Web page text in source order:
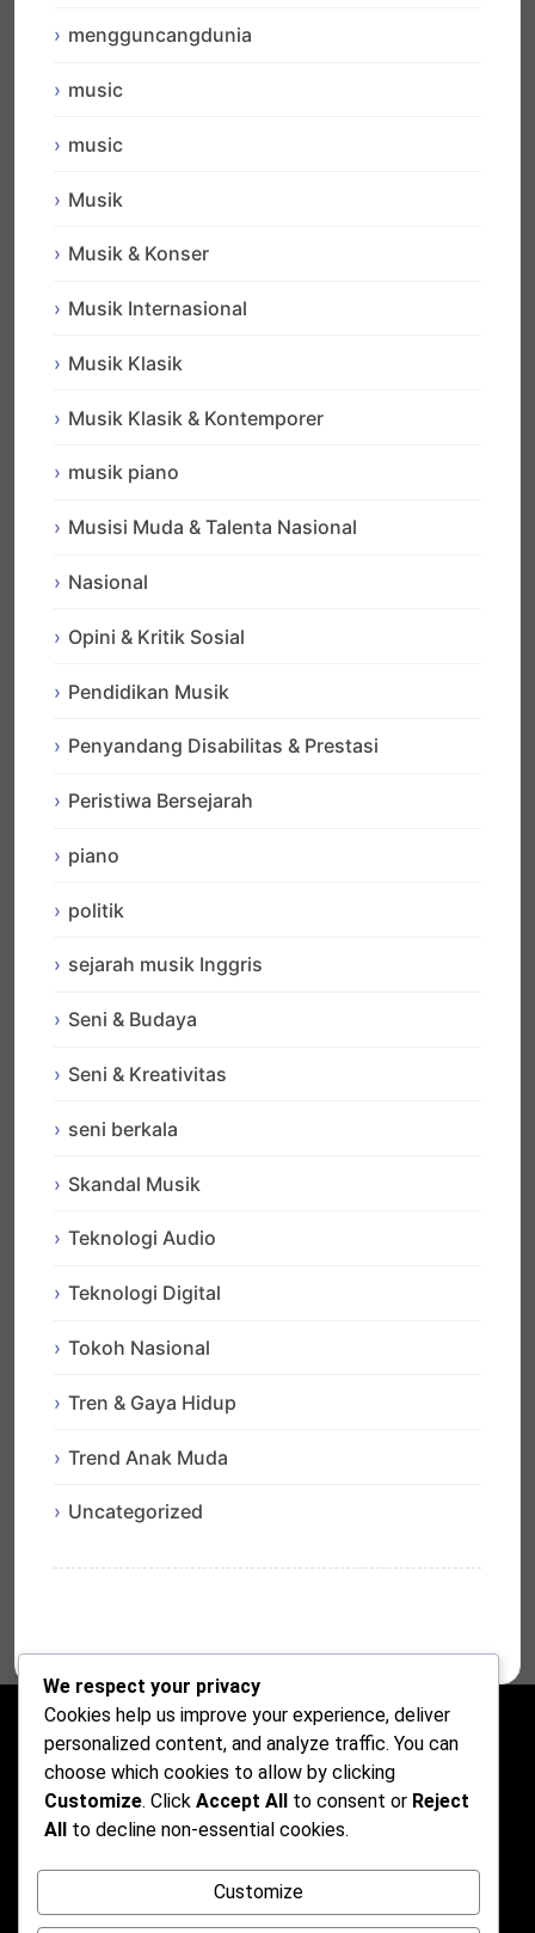
mengguncangdunia
music
music
Musik
Musik & Konser
Musik Internasional
Musik Klasik
Musik Klasik & Kontemporer
musik piano
Musisi Muda & Talenta Nasional
Nasional
Opini & Kritik Sosial
Pendidikan Musik
Penyandang Disabilitas & Prestasi
Peristiwa Bersejarah
piano
politik
sejarah musik Inggris
Seni & Budaya
Seni & Kreativitas
seni berkala
Skandal Musik
Teknologi Audio
Teknologi Digital
Tokoh Nasional
Tren & Gaya Hidup
Trend Anak Muda
Uncategorized
We respect your privacy
Cookies help us improve your experience, deliver
personalized content, and analyze traffic. You can
choose which cookies to allow by clicking
Customize. Click Accept All to consent or Reject
All to decline non-essential cookies.
Customize